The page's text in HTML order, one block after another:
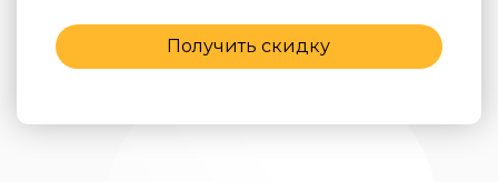
Получить скидку